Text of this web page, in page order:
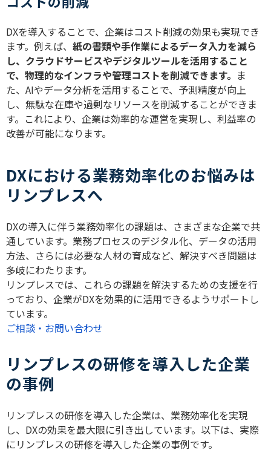
DXを導入することで、企業はコスト削減の効果も実現でき
ます。例えば、 紙の書類や手作業によるデータ入力を減ら
し、クラウドサービスやデジタルツールを活用すること
で、物理的なインフラや管理コストを削減できます。 ま
た、AIやデータ分析を活用することで、予測精度が向上
し、無駄な在庫や過剰なリソースを削減することができま
す。これにより、企業は効率的な運営を実現し、利益率の
改善が可能になります。
DXにおける業務効率化のお悩みは
リンプレスへ
DXの導入に伴う業務効率化の課題は、さまざまな企業で共
通しています。業務プロセスのデジタル化、データの活用
方法、さらには必要な人材の育成など、解決すべき問題は
多岐にわたります。
リンプレスでは、これらの課題を解決するための支援を行
っており、企業がDXを効果的に活用できるようサポートし
ています。
ご相談・お問い合わせ
リンプレスの研修を導入した企業
の事例
リンプレスの研修を導入した企業は、業務効率化を実現
し、DXの効果を最大限に引き出しています。以下は、実際
にリンプレスの研修を導入した企業の事例です。